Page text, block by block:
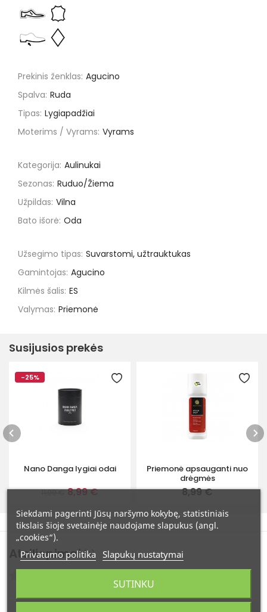
Prekinis ženklas: Agucino
Spalva: Ruda
Tipas: Lygiapadžiai
Moterims / Vyrams: Vyrams
Kategorija: Aulinukai
Sezonas: Ruduo/Žiema
Užpildas: Vilna
Bato išorė: Oda
Užsegimo tipas: Suvarstomi, užtrauktukas
Gamintojas: Agucino
Kilmės šalis: ES
Valymas: Priemonė
Susijusios prekės
-25%
Nano Danga lygiai odai
11,99 € 8,99 €
Priemonė apsauganti nuo
drėgmės
8,99 €
Atsiliepimai(0)
Siekdami pagerinti Jūsų naršymo kokybę, statistiniais
tikslais šioje svetainėje naudojame slapukus (angl.
„cookies“).
Privatumo politika Slapukų nustatymai
SUTINKU